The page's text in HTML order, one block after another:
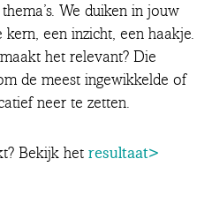
We duiken in jouw
een inzicht, een haakje.
het relevant? Die
de meest ingewikkelde of
neer te zetten.
Bekijk het resultaat>